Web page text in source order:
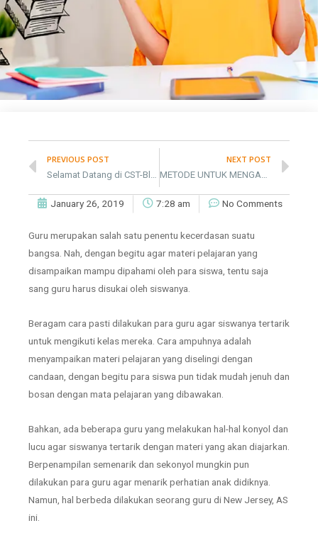
PREVIOUS POST
NEXT POST
January 26, 2019 7:28 am No Comments
Guru merupakan salah satu penentu kecerdasan suatu
bangsa. Nah, dengan begitu agar materi pelajaran yang
disampaikan mampu dipahami oleh para siswa, tentu saja
sang guru harus disukai oleh siswanya.
Beragam cara pasti dilakukan para guru agar siswanya tertarik
untuk mengikuti kelas mereka. Cara ampuhnya adalah
menyampaikan materi pelajaran yang diselingi dengan
candaan, dengan begitu para siswa pun tidak mudah jenuh dan
bosan dengan mata pelajaran yang dibawakan.
Bahkan, ada beberapa guru yang melakukan hal-hal konyol dan
lucu agar siswanya tertarik dengan materi yang akan diajarkan.
Berpenampilan semenarik dan sekonyol mungkin pun
dilakukan para guru agar menarik perhatian anak didiknya.
Namun, hal berbeda dilakukan seorang guru di New Jersey, AS
ini.